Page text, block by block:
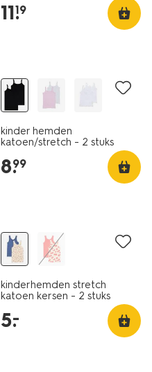
11.
19
kinder hemden
katoen/stretch - 2 stuks
8.
99
kinderhemden stretch
katoen kersen - 2 stuks
5.
–